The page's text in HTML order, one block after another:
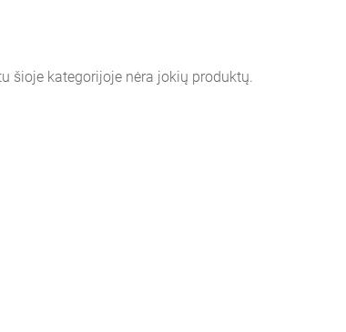
šioje kategorijoje nėra jokių produktų.